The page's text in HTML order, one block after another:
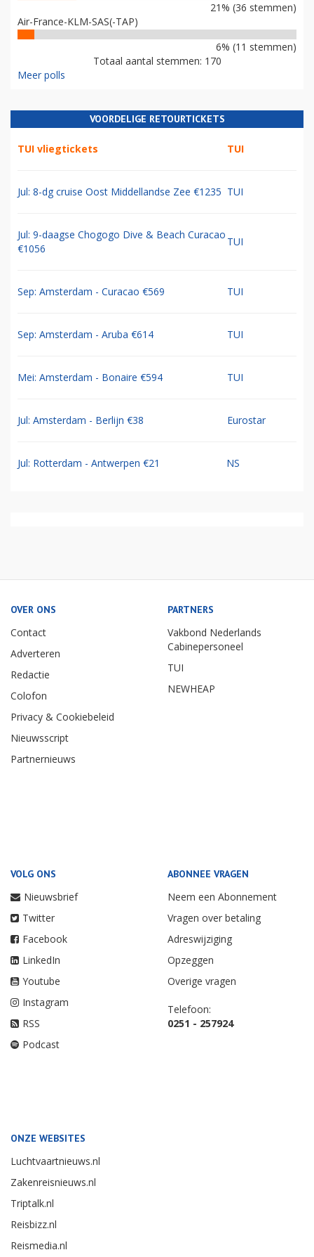
21% (36 stemmen)
Air-France-KLM-SAS(-TAP)
6% (11 stemmen)
Totaal aantal stemmen: 170
Meer polls
VOORDELIGE RETOURTICKETS
TUI vliegtickets TUI
Jul: 8-dg cruise Oost Middellandse Zee €1235 TUI
Jul: 9-daagse Chogogo Dive & Beach Curacao
€1056
TUI
Sep: Amsterdam - Curacao €569 TUI
Sep: Amsterdam - Aruba €614 TUI
Mei: Amsterdam - Bonaire €594 TUI
Jul: Amsterdam - Berlijn €38 Eurostar
Jul: Rotterdam - Antwerpen €21 NS
OVER ONS
Contact
Adverteren
Redactie
Colofon
Privacy & Cookiebeleid
Nieuwsscript
Partnernieuws
PARTNERS
Vakbond Nederlands
Cabinepersoneel
TUI
NEWHEAP
VOLG ONS
Nieuwsbrief
Twitter
Facebook
LinkedIn
Youtube
Instagram
RSS
Podcast
ABONNEE VRAGEN
Neem een Abonnement
Vragen over betaling
Adreswijziging
Opzeggen
Overige vragen
Telefoon:
0251 - 257924
ONZE WEBSITES
Luchtvaartnieuws.nl
Zakenreisnieuws.nl
Triptalk.nl
Reisbizz.nl
Reismedia.nl